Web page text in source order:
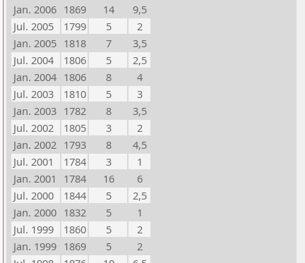
Jan. 2006 1869 14
9,5
Jul. 2005
1799 5
2
Jan. 2005 1818 7
3,5
Jul. 2004
1806 5
2,5
Jan. 2004 1806 8
4
Jul. 2003
1810 5
3
Jan. 2003 1782 8
3,5
Jul. 2002
1805 3
2
Jan. 2002 1793 8
4,5
Jul. 2001
1784 3
1
Jan. 2001
1784 16
6
Jul. 2000
1844 5
2,5
Jan. 2000 1832 5
1
Jul. 1999
1860 5
2
Jan. 1999 1869 5
2